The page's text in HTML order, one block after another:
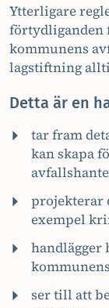
Ytterligare
förtydliganden
kommunens
lagstiftning
Detta är en
tar fram
kan skapa
projekterar
exempel
handlägger
ser till att